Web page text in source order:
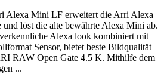
Alexa Mini LF erweitert die Arri Alexa
und löst die alte bewährte Alexa Mini ab.
Alexa look kombiniert mit
Sensor, bietet beste Bildqualität
RAW Open Gate 4.5 K. Mithilfe dem
...